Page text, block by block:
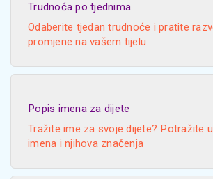
Trudnoća po tjednima
Odaberite tjedan trudnoće i pratite
promjene na vašem tijelu
Popis imena za dijete
Tražite ime za svoje dijete? Potražite
imena i njihova značenja